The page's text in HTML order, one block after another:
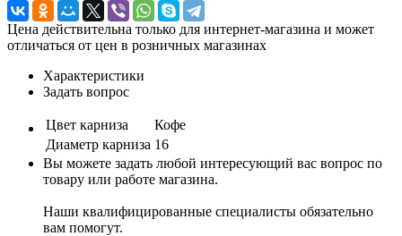
Цена действительна только для интернет-магазина и может
отличаться от цен в розничных магазинах
Характеристики
Задать вопрос
Цвет карниза
Кофе
Диаметр карниза 16
Вы можете задать любой интересующий вас вопрос по
товару или работе магазина.
Наши квалифицированные специалисты обязательно
вам помогут.